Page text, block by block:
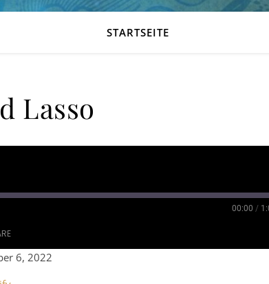
STARTSEITE
Lasso
00:00 /
6, 2022